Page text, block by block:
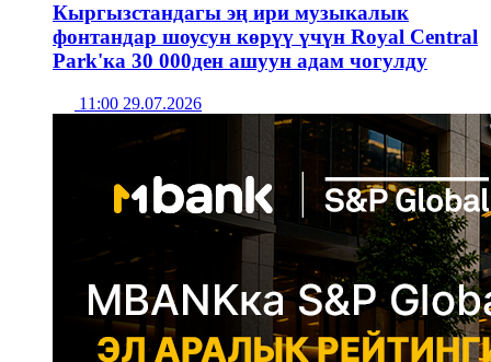
Кыргызстандагы эң ири музыкалык
фонтандар шоусун көрүү үчүн Royal Central
Park'ка 30 000ден ашуун адам чогулду
11:00 29.07.2026